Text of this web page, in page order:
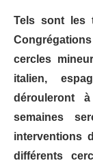
Tels sont les
cercles
italien,
dérouleront
semaines
interventions
différents